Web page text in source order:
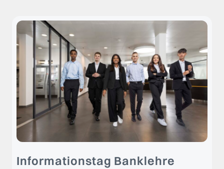
Informationstag Banklehre